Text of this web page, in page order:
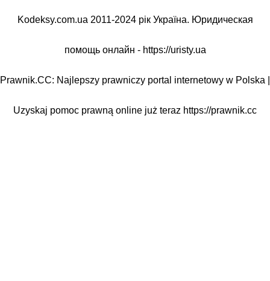
Kodeksy.com.ua 2011-2024 рік Україна. Юридическая
помощь онлайн - https://uristy.ua
Prawnik.CC: Najlepszy prawniczy portal internetowy w Polska |
Uzyskaj pomoc prawną online już teraz https://prawnik.cc